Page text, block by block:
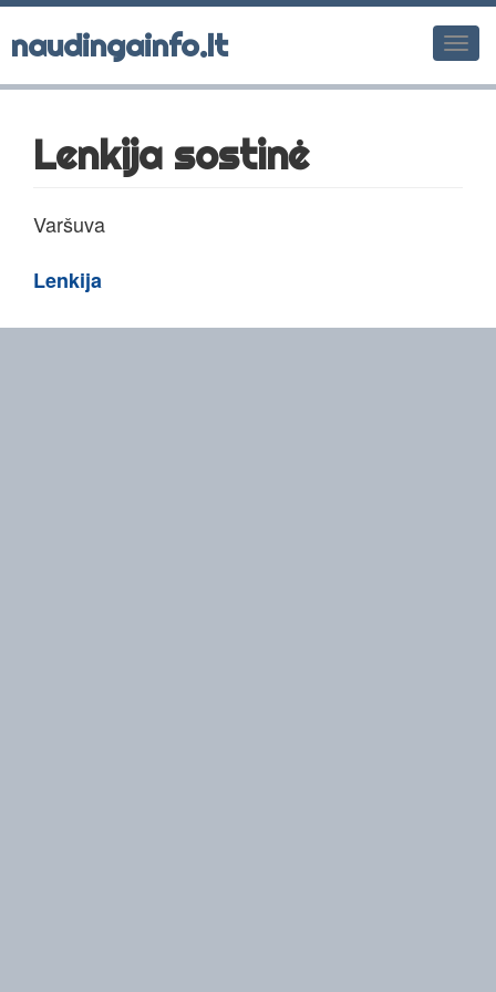
naudingainfo.lt
Lenkija sostinė
Varšuva
Lenkija